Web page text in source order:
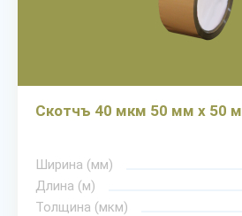
Скотчъ 40 мкм 50 мм х 50 м
Ширина (мм)
Длина (м)
Толщина (мкм)